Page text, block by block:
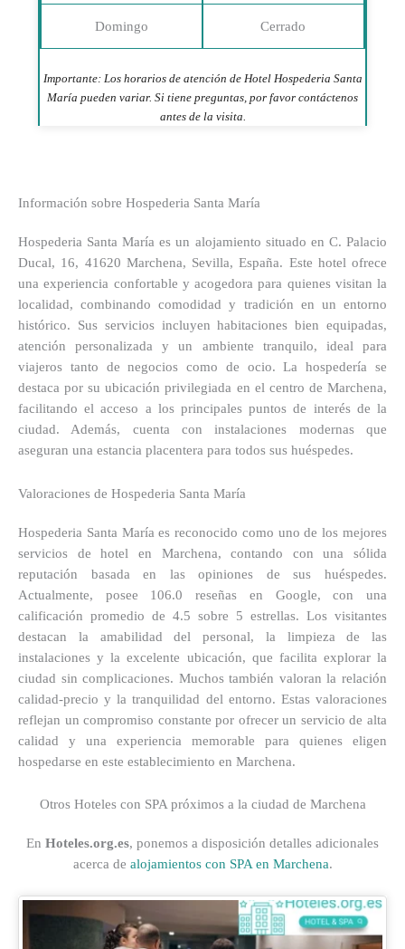
Domingo Cerrado
Importante: Los horarios de atención de Hotel Hospederia Santa
María pueden variar. Si tiene preguntas, por favor contáctenos
antes de la visita.
Información sobre Hospederia Santa María
Hospederia Santa María es un alojamiento situado en C. Palacio
Ducal, 16, 41620 Marchena, Sevilla, España. Este hotel ofrece
una experiencia confortable y acogedora para quienes visitan la
localidad, combinando comodidad y tradición en un entorno
histórico. Sus servicios incluyen habitaciones bien equipadas,
atención personalizada y un ambiente tranquilo, ideal para
viajeros tanto de negocios como de ocio. La hospedería se
destaca por su ubicación privilegiada en el centro de Marchena,
facilitando el acceso a los principales puntos de interés de la
ciudad. Además, cuenta con instalaciones modernas que
aseguran una estancia placentera para todos sus huéspedes.
Valoraciones de Hospederia Santa María
Hospederia Santa María es reconocido como uno de los mejores
servicios de hotel en Marchena, contando con una sólida
reputación basada en las opiniones de sus huéspedes.
Actualmente, posee 106.0 reseñas en Google, con una
calificación promedio de 4.5 sobre 5 estrellas. Los visitantes
destacan la amabilidad del personal, la limpieza de las
instalaciones y la excelente ubicación, que facilita explorar la
ciudad sin complicaciones. Muchos también valoran la relación
calidad-precio y la tranquilidad del entorno. Estas valoraciones
reflejan un compromiso constante por ofrecer un servicio de alta
calidad y una experiencia memorable para quienes eligen
hospedarse en este establecimiento en Marchena.
Otros Hoteles con SPA próximos a la ciudad de Marchena
En Hoteles.org.es, ponemos a disposición detalles adicionales
acerca de alojamientos con SPA en Marchena.